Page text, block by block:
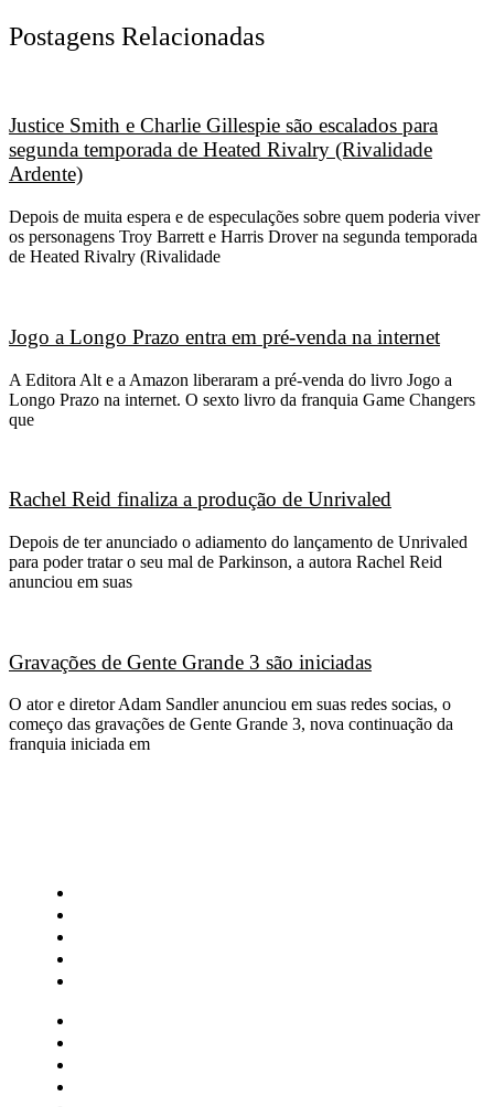
Postagens Relacionadas
Justice Smith e Charlie Gillespie são escalados para
segunda temporada de Heated Rivalry (Rivalidade
Ardente)
Depois de muita espera e de especulações sobre quem poderia viver
os personagens Troy Barrett e Harris Drover na segunda temporada
de Heated Rivalry (Rivalidade
Jogo a Longo Prazo entra em pré-venda na internet
A Editora Alt e a Amazon liberaram a pré-venda do livro Jogo a
Longo Prazo na internet. O sexto livro da franquia Game Changers
que
Rachel Reid finaliza a produção de Unrivaled
Depois de ter anunciado o adiamento do lançamento de Unrivaled
para poder tratar o seu mal de Parkinson, a autora Rachel Reid
anunciou em suas
Gravações de Gente Grande 3 são iniciadas
O ator e diretor Adam Sandler anunciou em suas redes socias, o
começo das gravações de Gente Grande 3, nova continuação da
franquia iniciada em